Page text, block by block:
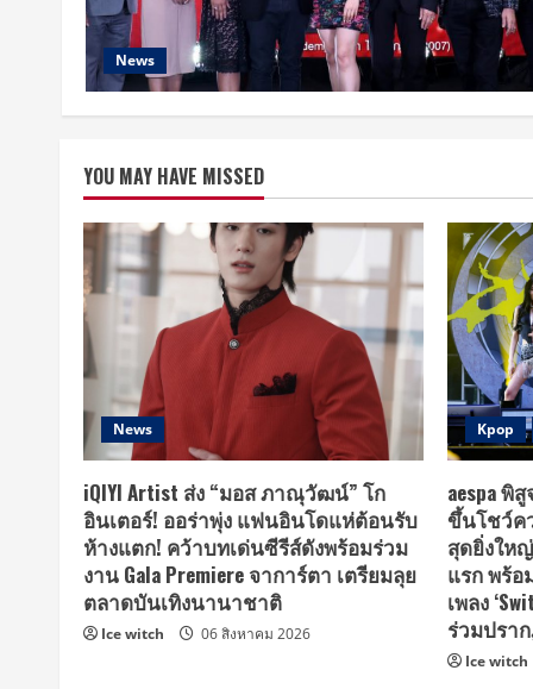
News
YOU MAY HAVE MISSED
News
iQIYI Artist ส่ง “มอส ภาณุวัฒน์” โก
อินเตอร์! ออร่าพุ่ง แฟนอินโดแห่ต้อนรับ
ห้างแตก! คว้าบทเด่นซีรีส์ดังพร้อมร่วม
งาน Gala Premiere จาการ์ตา เตรียมลุย
ตลาดบันเทิงนานาชาติ
Ice witch 06 สิงหาคม 2026
Kpop
aespa พิ
ขึ้นโชว์ค
สุดยิ่งใหญ่
แรก พร้อ
เพลง
ร่วมปรา
Ice witch